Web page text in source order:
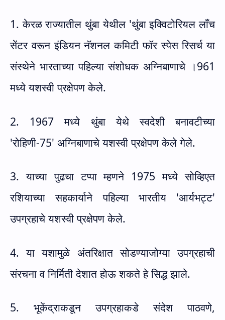
1. केरळ राज्यातील थुंबा येथील 'थुंबा इक्विटोरियल लाँच
सेंटर वरून इंडियन नॅशनल कमिटी फॉर स्पेस रिसर्च या
संस्थेने भारताच्या पहिल्या संशोधक अग्निबाणाचे ।961
मध्ये यशस्वी प्रक्षेपण केले.
2. 1967 मध्ये थुंबा येथे स्वदेशी बनावटीच्या
'रोहिणी-75' अग्निबाणाचे यशस्वी प्रक्षेपण केले गेले.
3. याच्या पुढचा टप्पा म्हणने 1975 मध्ये सोव्हिएत
रशियाच्या सहकार्याने पहिल्या भारतीय 'आर्यभट्ट'
उपग्रहाचे यशस्वी प्रक्षेपण केले.
4. या यशामुळे अंतरिक्षात सोडण्याजोग्या उपग्रहाची
संरचना व निर्मिती देशात होऊ शकते हे सिद्ध झाले.
5. भूकेंद्राकडून उपग्रहाकडे संदेश पाठवणे,